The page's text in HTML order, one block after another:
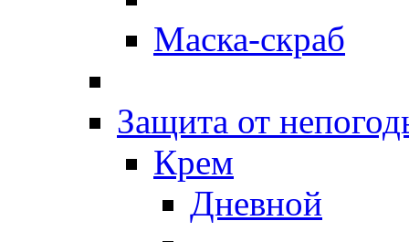
Маска-скраб
Защита от
Крем
Дневной